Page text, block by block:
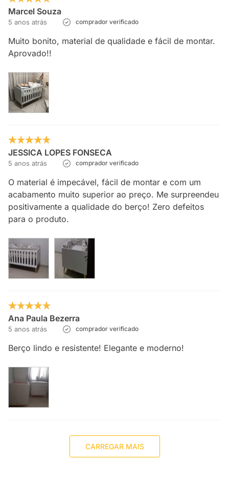
Marcel Souza
5 anos atrás comprador verificado
Muito bonito, material de qualidade e fácil de montar.
Aprovado!!
JESSICA LOPES FONSECA
5 anos atrás comprador verificado
O material é impecável, fácil de montar e com um
acabamento muito superior ao preço. Me surpreendeu
positivamente a qualidade do berço! Zero defeitos
para o produto.
Ana Paula Bezerra
5 anos atrás comprador verificado
Berço lindo e resistente! Elegante e moderno!
CARREGAR MAIS